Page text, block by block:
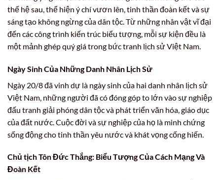
thế hệ sau, thể hiện ý chí vươn lên, tinh thần đoàn kết và sự
sáng tạo không ngừng của dân tộc. Từ những nhân vật vĩ đại
đến các công trình kiến trúc biểu tượng, mỗi sự kiện đều là
một mảnh ghép quý giá trong bức tranh lịch sử Việt Nam.
Ngày Sinh Của Những Danh Nhân Lịch Sử
Ngày 20/8 đã vinh dự là ngày sinh của hai danh nhân lịch sử
Việt Nam, những người đã có đóng góp to lớn vào sự nghiệp
đấu tranh giải phóng dân tộc và phát triển văn hóa, giáo dục
của đất nước. Cuộc đời và sự nghiệp của họ là minh chứng
sống động cho tinh thần yêu nước và khát vọng cống hiến.
Chủ tịch Tôn Đức Thắng: Biểu Tượng Của Cách Mạng Và
Đoàn Kết